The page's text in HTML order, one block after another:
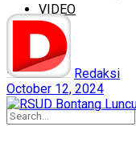
VIDEO
Redaksi
October 12, 2024